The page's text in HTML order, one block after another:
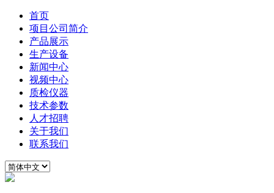
首页
项目公司简介
产品展示
生产设备
新闻中心
视频中心
质检仪器
技术参数
人才招聘
关于我们
联系我们